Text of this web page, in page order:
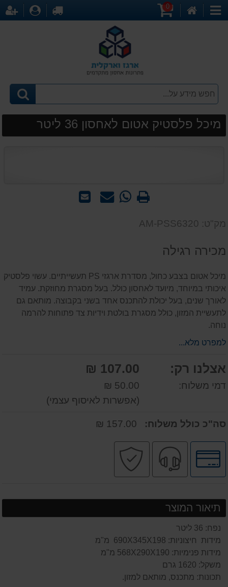
קטגוריות
0
לקופה
מיכל פלסטיק אטום לאחסון 36 ליטר
שלח
שאל WhatsApp
אותנו
מק"ט: AM-PSS6320
מכירה רגילה
מיכל אטום בצבע כחול, מסדרת ארגזי PS תעשייתיים. עשוי פלסטיק
איכותי במיוחד, מיועד לאחסון כולל. בעל מסגרת מחוזקת. עמיד
לאורך שנים, בעל יכולת להתכנס אחד בשני בקבוצה. מותאם גם
לתעשיית המזון, כולל מסגרת בולטת וידיות צד פתוחות להרמה
נוחה.
למפרט מלא...
אצלנו רק: 107.00 ₪
דמי משלוח:
50.00 ₪
(אפשרות לאיסוף עצמי)
סה"כ כולל משלוח:
לחץ
לאפשרויות
תשלומים
שירות
מקצועי
תיאור המוצר
נפח: 36 ליטר
מידות חיצוניות: 690X345X198 מ"מ
מידות פנימיות: 568X290X190 מ"מ
משקל: 1620 גרם
תכונות: מתכנס, מותאם למזון.